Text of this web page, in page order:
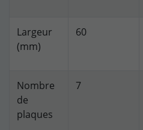
Largeur
(mm)
60
Nombre
de
plaques
7